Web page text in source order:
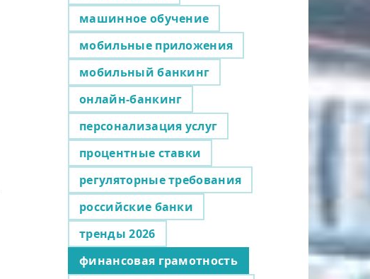
машинное обучение
мобильные приложения
мобильный банкинг
онлайн-банкинг
персонализация услуг
процентные ставки
регуляторные требования
российские банки
тренды 2026
финансовая грамотность